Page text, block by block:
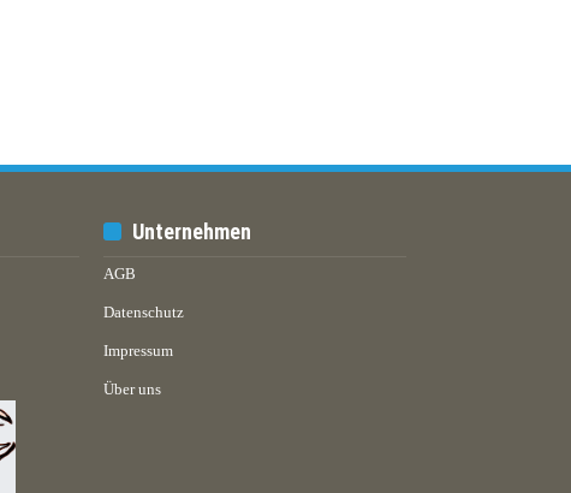
Unternehmen
AGB
Datenschutz
Impressum
Über uns